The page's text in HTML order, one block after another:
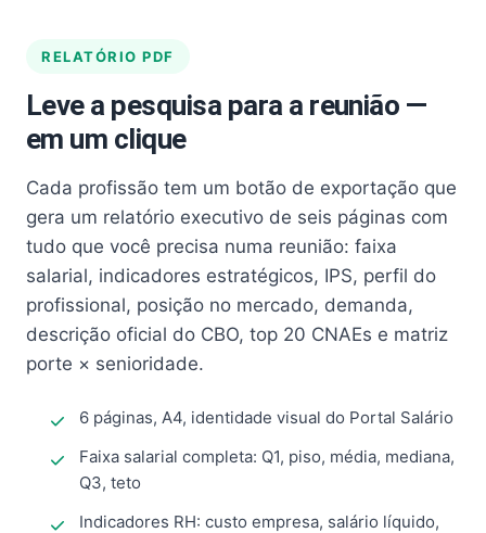
RELATÓRIO PDF
Leve a pesquisa para a reunião —
em um clique
Cada profissão tem um botão de exportação que
gera um relatório executivo de seis páginas com
tudo que você precisa numa reunião: faixa
salarial, indicadores estratégicos, IPS, perfil do
profissional, posição no mercado, demanda,
descrição oficial do CBO, top 20 CNAEs e matriz
porte × senioridade.
6 páginas, A4, identidade visual do Portal Salário
Faixa salarial completa: Q1, piso, média, mediana,
Q3, teto
Indicadores RH: custo empresa, salário líquido,